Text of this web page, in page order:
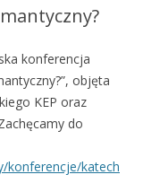
konferencja
objęta
KEP oraz
do
konferencje/katech